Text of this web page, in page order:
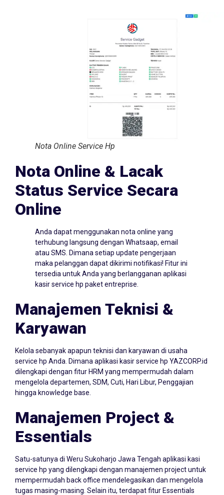
Nota Online Service Hp
Nota Online & Lacak
Status Service Secara
Online
Anda dapat menggunakan nota online yang
terhubung langsung dengan Whatsaap, email
atau SMS. Dimana setiap update pengerjaan
maka pelanggan dapat dikirimi notifikasi! Fitur ini
tersedia untuk Anda yang berlangganan aplikasi
kasir service hp paket entreprise.
Manajemen Teknisi &
Karyawan
Kelola sebanyak apapun teknisi dan karyawan di usaha
service hp Anda. Dimana aplikasi kasir service hp YAZCORP.id
dilengkapi dengan fitur HRM yang mempermudah dalam
mengelola departemen, SDM, Cuti, Hari Libur, Penggajian
hingga knowledge base.
Manajemen Project &
Essentials
Satu-satunya di Weru Sukoharjo Jawa Tengah aplikasi kasi
service hp yang dilengkapi dengan manajemen project untuk
mempermudah back office mendelegasikan dan mengelola
tugas masing-masing. Selain itu, terdapat fitur Essentials